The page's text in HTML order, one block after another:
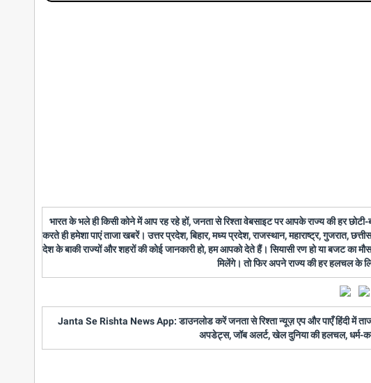
भारत के भले ही किसी कोने में आप रह रहे हों, जनता से रिश्ता वेबसाइट पर आपके राज्य की हर
करते ही हमेशा पाएं ताजा खबरें। उत्तर प्रदेश, बिहार, मध्य प्रदेश, राजस्थान, महाराष्ट्र, गुजरात,
देश के बाकी राज्यों और शहरों की कोई जानकारी हो, हम आपको देते हैं। सियासी रण हो या बजट का
मिलेंगे। तो फिर अपने राज्य की हर हलचल के
Janta Se Rishta News App: डाउनलोड करें जनता से रिश्ता न्यूज़ एप और पाएँ हिंदी में
अपडेट्स, जॉब अलर्ट, खेल दुनिया की हलचल, धर्म-